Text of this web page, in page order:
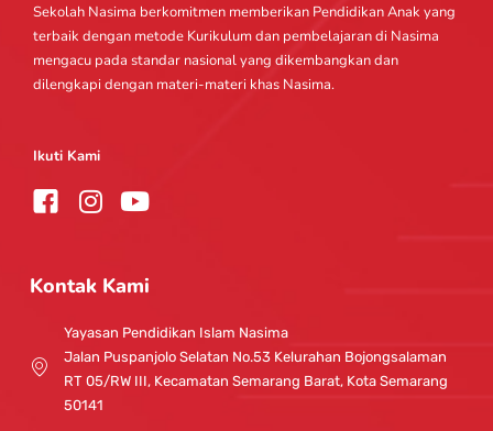
Sekolah Nasima berkomitmen memberikan Pendidikan Anak yang
terbaik dengan metode Kurikulum dan pembelajaran di Nasima
mengacu pada standar nasional yang dikembangkan dan
dilengkapi dengan materi-materi khas Nasima.
Ikuti Kami
I
t
g
r
a
m
Y
t
b
e
Kontak Kami
Yayasan Pendidikan Islam Nasima
Jalan Puspanjolo Selatan No.53 Kelurahan Bojongsalaman
RT 05/RW III, Kecamatan Semarang Barat, Kota Semarang
50141